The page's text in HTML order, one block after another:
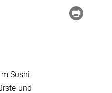
Sushi-
und